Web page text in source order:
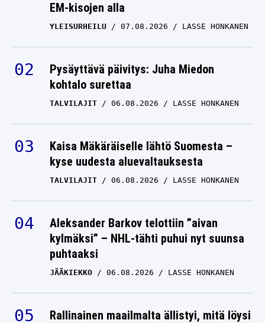
LASSE HONKANEN
Leijonalegendalta
brutaali tuomio Antti
Pennaselle – tämä on
”ihan pas*aa”
KIMMO TIMONEN
15.05.2025
Ilvekselle nöyryytys SM-
liigassa – Kimmo
Timonen tiivisti syyt
LASSE HONKANEN
EM-kisojen alla
YLEISURHEILU 07.08.2026 LASSE HONKANEN
Pysäyttävä päivitys: Juha Miedon
kohtalo surettaa
TALVILAJIT 06.08.2026 LASSE HONKANEN
Kaisa Mäkäräiselle lähtö Suomesta –
kyse uudesta aluevaltauksesta
TALVILAJIT 06.08.2026 LASSE HONKANEN
Aleksander Barkov telottiin ”aivan
kylmäksi” – NHL-tähti puhui nyt suunsa
puhtaaksi
JÄÄKIEKKO 06.08.2026 LASSE HONKANEN
Rallinainen maailmalta ällistyi, mitä löysi